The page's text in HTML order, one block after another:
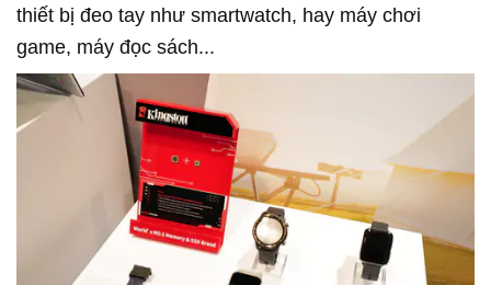
thiết bị đeo tay như smartwatch, hay máy chơi
game, máy đọc sách...